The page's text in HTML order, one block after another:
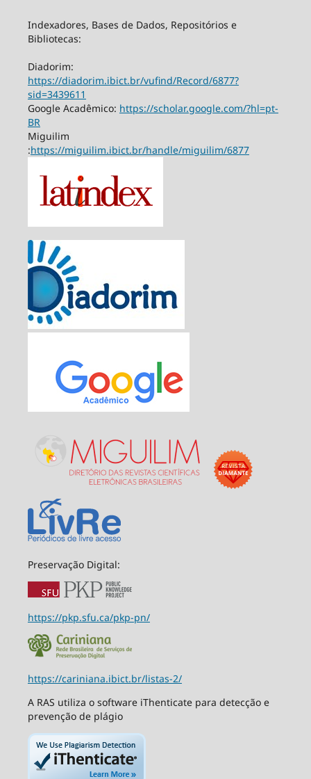
Indexadores, Bases de Dados, Repositórios e
Bibliotecas:
Diadorim:
https://diadorim.ibict.br/vufind/Record/6877?
sid=3439611
Google Acadêmico: https://scholar.google.com/?hl=pt-
BR
Miguilim
:https://miguilim.ibict.br/handle/miguilim/6877
Preservação Digital:
https://pkp.sfu.ca/pkp-pn/
https://cariniana.ibict.br/listas-2/
A RAS utiliza o software iThenticate para detecção e
prevenção de plágio